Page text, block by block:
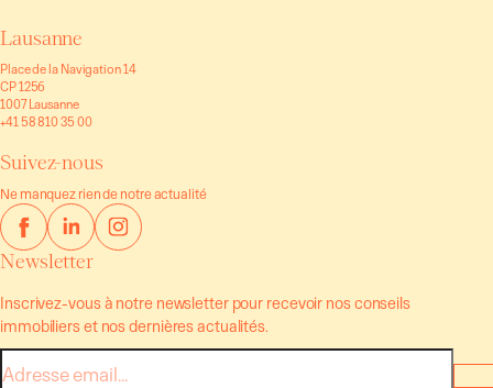
Lausanne
Place de la Navigation 14
CP 1256
1007 Lausanne
+41 58 810 35 00
Suivez-nous
Ne manquez rien de notre actualité
Newsletter
Inscrivez-vous à notre newsletter pour recevoir nos conseils
immobiliers et nos dernières actualités.
mail